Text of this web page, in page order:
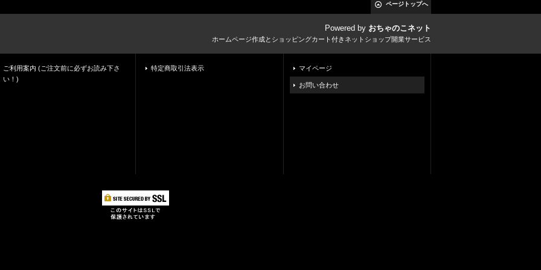
ページトップへ
Powered by おちゃのこネット
ホームページ作成とショッピングカート付きネットショップ開業サービス
ご利用案内 (ご注文前に必ずお読み下さ
い！)
特定商取引法表示 マイページ
お問い合わせ